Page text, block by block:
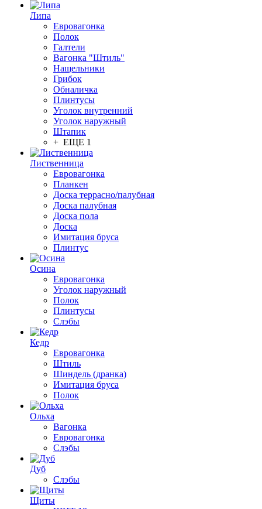
Липа
Евровагонка
Полок
Галтели
Вагонка "Штиль"
Нащельники
Грибок
Обналичка
Плинтусы
Уголок внутренний
Уголок наружный
Штапик
+ ЕЩЕ 1
Лиственница
Евровагонка
Планкен
Доска террасно/палубная
Доска палубная
Доска пола
Доска
Имитация бруса
Плинтус
Осина
Евровагонка
Уголок наружный
Полок
Плинтусы
Слэбы
Кедр
Евровагонка
Штиль
Шиндель (дранка)
Имитация бруса
Полок
Ольха
Вагонка
Евровагонка
Слэбы
Дуб
Слэбы
Щиты